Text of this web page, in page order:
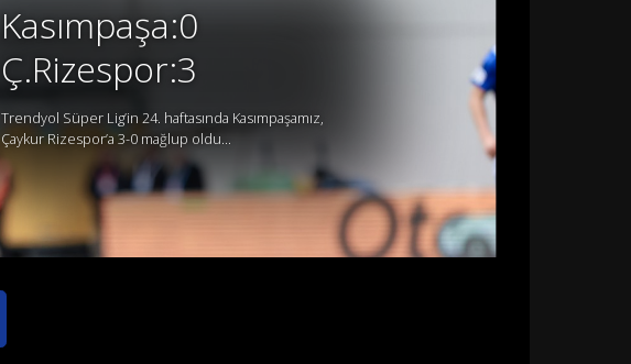
Kasımpaşa:0
Ç.Rizespor:3
Trendyol Süper Lig’in 24. haftasında Kasımpaşamız,
Çaykur Rizespor’a 3-0 mağlup oldu...